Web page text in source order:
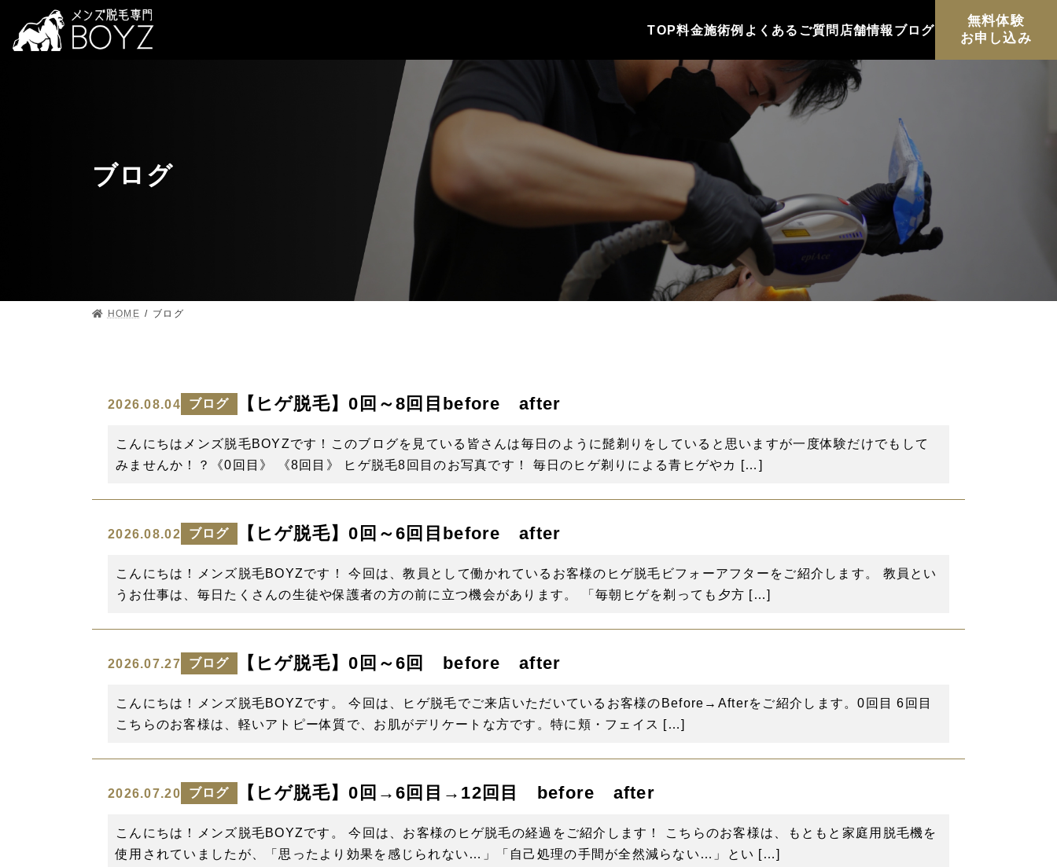
TOP料金施術例 よくあるご質問 店舗情報 ブログ
無料体験
お申し込み
ブログ
HOME ブログ
2026.08.04 ブログ 【ヒゲ脱毛】0回～8回目before after
こんにちはメンズ脱毛BOYZです！このブログを見ている皆さんは毎日のように髭剃りをしていると思いますが一度体験だけでもして
みませんか！？《0回目》 《8回目》 ヒゲ脱毛8回目のお写真です！ 毎日のヒゲ剃りによる青ヒゲやカ […]
2026.08.02 ブログ 【ヒゲ脱毛】0回～6回目before after
こんにちは！メンズ脱毛BOYZです！ 今回は、教員として働かれているお客様のヒゲ脱毛ビフォーアフターをご紹介します。 教員とい
うお仕事は、毎日たくさんの生徒や保護者の方の前に立つ機会があります。 「毎朝ヒゲを剃っても夕方 […]
2026.07.27 ブログ 【ヒゲ脱毛】0回～6回 before after
こんにちは！メンズ脱毛BOYZです。 今回は、ヒゲ脱毛でご来店いただいているお客様のBefore→Afterをご紹介します。0回目 6回目
こちらのお客様は、軽いアトピー体質で、お肌がデリケートな方です。特に頬・フェイス […]
2026.07.20 ブログ 【ヒゲ脱毛】0回→6回目→12回目 before after
こんにちは！メンズ脱毛BOYZです。 今回は、お客様のヒゲ脱毛の経過をご紹介します！ こちらのお客様は、もともと家庭用脱毛機を
使用されていましたが、「思ったより効果を感じられない…」「自己処理の手間が全然減らない…」とい […]